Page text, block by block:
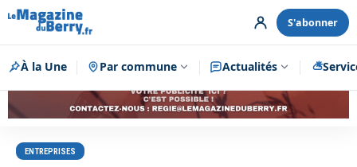
S'abonner
À la Une Par commune Actualités
Publicité
ENTREPRISES